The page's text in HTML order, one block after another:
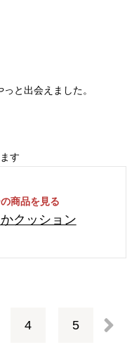
と出会えました。
す
商品を見る
クッション
4 5